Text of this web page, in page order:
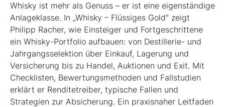
Whisky ist mehr als Genuss – er ist eine eigenständige
Anlageklasse. In „Whisky – Flüssiges Gold“ zeigt
Philipp Racher, wie Einsteiger und Fortgeschrittene
ein Whisky-Portfolio aufbauen: von Destillerie- und
Jahrgangsselektion über Einkauf, Lagerung und
Versicherung bis zu Handel, Auktionen und Exit. Mit
Checklisten, Bewertungsmethoden und Fallstudien
erklärt er Renditetreiber, typische Fallen und
Strategien zur Absicherung. Ein praxisnaher Leitfaden